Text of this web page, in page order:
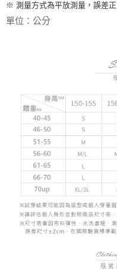
※ 測量方式為平放測量，誤差
單位：公分